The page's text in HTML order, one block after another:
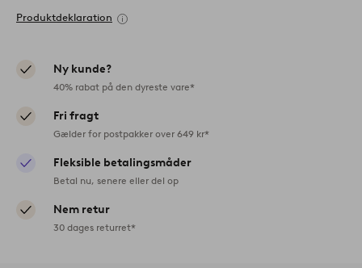
Produktdeklaration
Ny kunde?
40% rabat på den dyreste vare*
Fri fragt
Gælder for postpakker over 649 kr*
Fleksible betalingsmåder
Betal nu, senere eller del op
Nem retur
30 dages returret*